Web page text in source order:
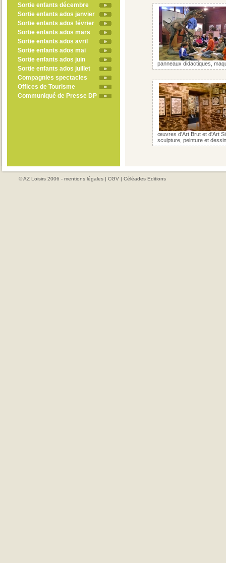
Sortie enfants décembre
Sortie enfants ados janvier
Sortie enfants ados février
Sortie enfants ados mars
Sortie enfants ados avril
Sortie enfants ados mai
Sortie enfants ados juin
Sortie enfants ados juillet
Compagnies spectacles
Offices de Tourisme
Communiqué de Presse DP
panneaux didactiques,
œuvres d'Art Brut et d'Art
sculpture, peinture et
© AZ Loisirs 2006 - mentions légales | CGV | Céléades Editions